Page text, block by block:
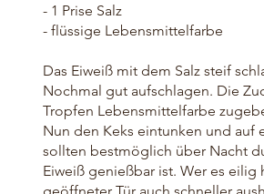
- 1 Prise Salz
- flüssige Lebensmittelfarbe
Das Eiweiß mit dem Salz steif
Nochmal gut aufschlagen. Die
Tropfen Lebensmittelfarbe
Nun den Keks eintunken und auf
sollten bestmöglich über Nacht
Eiweiß genießbar ist. Wer es eilig